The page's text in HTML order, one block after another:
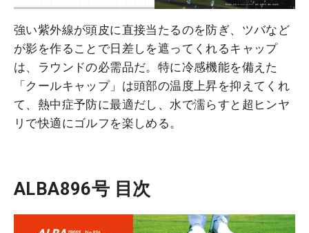
強い紫外線が頭皮に直接当たるのを防ぎ、ツバなど
が影を作ることで日差しを遮ってくれるキャップ
は、ラウンドの必需品だ。特に冷感機能を備えた
「クールキャップ」は頭部の温度上昇を抑えてくれ
て、熱中症予防に最適だし、水で濡らすと超ヒンヤ
リで快適にゴルフを楽しめる。
ALBA896号 目次